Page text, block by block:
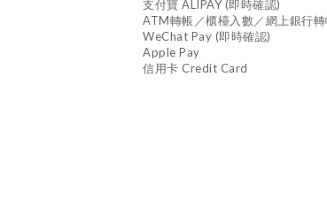
支付寶 ALIPAY (即時確認)
ATM轉帳／櫃檯入數／網上銀行
WeChat Pay (即時確認)
Apple Pay
信用卡 Credit Card